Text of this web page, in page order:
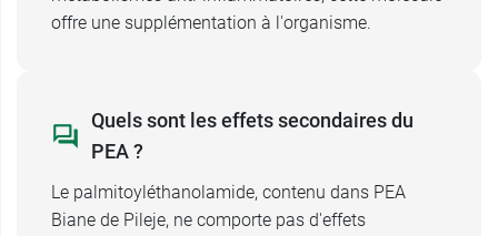
offre une supplémentation à l'organisme.
Quels sont les effets secondaires du
PEA ?
Le palmitoyléthanolamide, contenu dans PEA
Biane de Pileje, ne comporte pas d'effets